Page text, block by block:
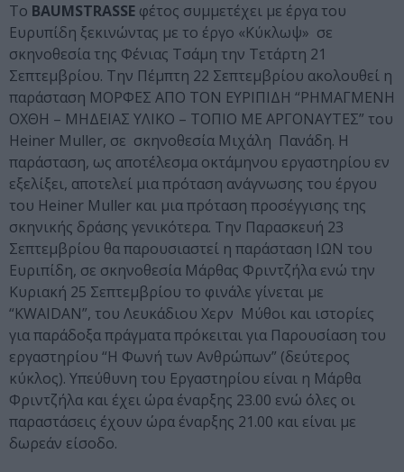
Το BAUMSTRASSE φέτος συμμετέχει με έργα του
Ευρυπίδη ξεκινώντας με το έργο «Κύκλωψ» σε
σκηνοθεσία της Φένιας Τσάμη την Τετάρτη 21
Σεπτεμβρίου. Την Πέμπτη 22 Σεπτεμβρίου ακολουθεί η
παράσταση ΜΟΡΦΕΣ ΑΠΟ ΤΟΝ ΕΥΡΙΠΙΔΗ “ΡΗΜΑΓΜΕΝΗ
ΟΧΘΗ – ΜΗΔΕΙΑΣ ΥΛΙΚΟ – ΤΟΠΙΟ ΜΕ ΑΡΓΟΝΑΥΤΕΣ” του
Heiner Muller, σε σκηνοθεσία Μιχάλη Πανάδη. Η
παράσταση, ως αποτέλεσμα οκτάμηνου εργαστηρίου εν
εξελίξει, αποτελεί μια πρόταση ανάγνωσης του έργου
του Heiner Muller και μια πρόταση προσέγγισης της
σκηνικής δράσης γενικότερα. Την Παρασκευή 23
Σεπτεμβρίου θα παρουσιαστεί η παράσταση ΙΩΝ του
Ευριπίδη, σε σκηνοθεσία Μάρθας Φριντζήλα ενώ την
Κυριακή 25 Σεπτεμβρίου το φινάλε γίνεται με
“ΚWAIDAN”, του Λευκάδιου Χερν Μύθοι και ιστορίες
για παράδοξα πράγματα πρόκειται για Παρουσίαση του
εργαστηρίου “H Φωνή των Ανθρώπων” (δεύτερος
κύκλος). Υπεύθυνη του Εργαστηρίου είναι η Μάρθα
Φριντζήλα και έχει ώρα έναρξης 23.00 ενώ όλες οι
παραστάσεις έχουν ώρα έναρξης 21.00 και είναι με
δωρεάν είσοδο.